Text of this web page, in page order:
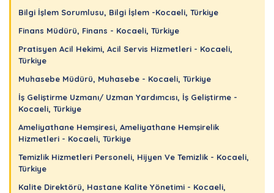
Bilgi İşlem Sorumlusu, Bilgi İşlem -Kocaeli, Türkiye
Finans Müdürü, Finans - Kocaeli, Türkiye
Pratisyen Acil Hekimi, Acil Servis Hizmetleri - Kocaeli,
Türkiye
Muhasebe Müdürü, Muhasebe - Kocaeli, Türkiye
İş Geliştirme Uzmanı/ Uzman Yardımcısı, İş Geliştirme -
Kocaeli, Türkiye
Ameliyathane Hemşiresi, Ameliyathane Hemşirelik
Hizmetleri - Kocaeli, Türkiye
Temizlik Hizmetleri Personeli, Hijyen Ve Temizlik - Kocaeli,
Türkiye
Kalite Direktörü, Hastane Kalite Yönetimi - Kocaeli,